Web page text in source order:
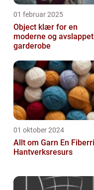
01 februar 2025
Object klær for en
moderne og avslappet
garderobe
01 oktober 2024
Allt om Garn En Fiberrich
Hantverksresurs